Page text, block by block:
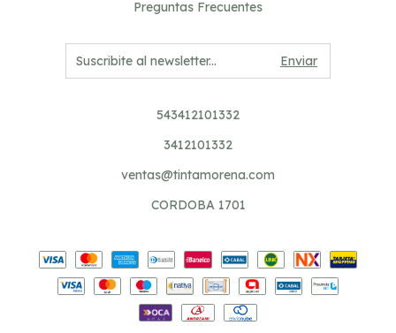
Preguntas Frecuentes
543412101332
3412101332
ventas@tintamorena.com
CORDOBA 1701